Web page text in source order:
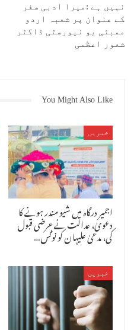
نہیں ہے :میرا ادبی سفر
کے عنوان پر شعبہ اردو
ممبئی یو نیورسٹی ڈاکٹر
شعور اعظمی
You Might Also Like
خبریں
اجمیر درگاہ میں شیو مندر ہونے کا
دعویٰ، عدالت نے عرضی قبول
کی، مدعیٰ علیہان کو نوٹس…
خبریں